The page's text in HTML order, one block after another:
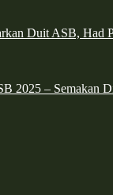
Duit ASB, Had
2025 – Semakan